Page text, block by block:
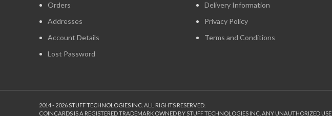
Orders
Addresses
Account Details
Lost Password
Delivery Information
Privacy Policy
Terms and Conditions
2014 - 2026STUFF TECHNOLOGIES INC. ALL RIGHTS RESERVED.
COINCARDS IS A REGISTERED TRADEMARK OWNED BY STUFF TECHNOLOGIES INC. ANY UNAUTHORIZED USE